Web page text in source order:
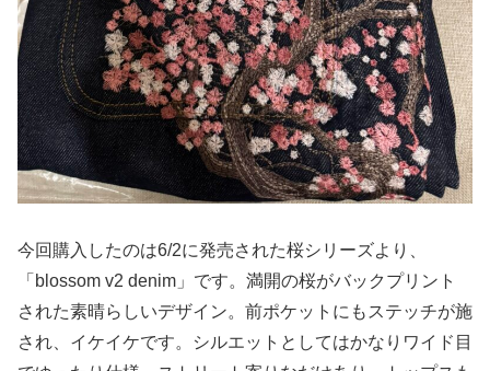
今回購入したのは6/2に発売された桜シリーズより、
「blossom v2 denim」です。満開の桜がバックプリント
された素晴らしいデザイン。前ポケットにもステッチが施
され、イケイケです。シルエットとしてはかなりワイド目